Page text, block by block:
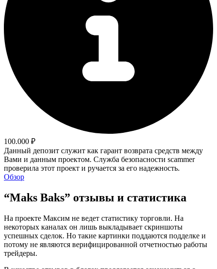
100.000 ₽
Данный депозит служит как гарант возврата средств между
Вами и данным проектом. Служба безопасности scammer
проверила этот проект и ручается за его надежность.
Обзор
“Maks Baks” отзывы и статистика
На проекте Максим не ведет статистику торговли. На
некоторых каналах он лишь выкладывает скриншоты
успешных сделок. Но такие картинки поддаются подделке и
потому не являются верифицированной отчетностью работы
трейдеры.